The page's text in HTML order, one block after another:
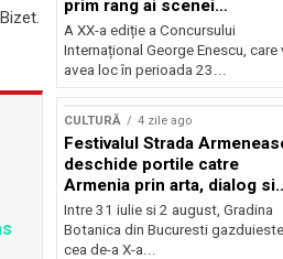
prim rang ai scenei
internaționale și ansambluri
orchestrale românești de
prestigiu, în programul
Concursului Enescu 2026
A XX-a ediție a Concursului
Internațional George Enescu, care
avea loc în perioada 23...
CULTURĂ 4 zile ago
Festivalul Strada
deschide portile catre
Armenia prin arta, dialog si
patrimoniu, intre 31 iulie si 2
august, la Gradina Botanica
Bucuresti
Intre 31 iulie si 2 august, Gradina
Botanica din Bucuresti gazduieste
cea de-a X-a...